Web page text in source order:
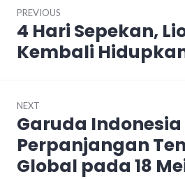
navigation
PREVIOUS
Previous
post:
4 Hari Sepekan,
Kembali
NEXT
Next
post:
Garuda Indonesia
Perpanjangan
Global pada 18